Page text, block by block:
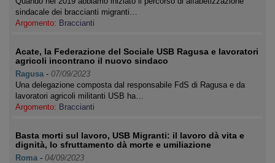
sindacale dei braccianti migranti…
Argomento: Braccianti
Acate, la Federazione del Sociale USB Ragusa e lavoratori
agricoli incontrano il nuovo sindaco
Ragusa - 07/09/2023
Una delegazione composta dal responsabile FdS di Ragusa e da
lavoratori agricoli militanti USB ha…
Argomento: Braccianti
Basta morti sul lavoro, USB Migranti: il lavoro dà vita e
dignità, lo sfruttamento dà morte e umiliazione
Roma - 04/09/2023